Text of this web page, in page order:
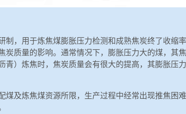
，用于炼焦煤膨胀压力检测和成熟焦炭终了收
质量的影响。通常情况下，膨胀压力大的煤，其
）炼焦时，焦炭质量会有很大的提高，其膨胀
及炼焦煤资源所限，生产过程中经常出现推焦